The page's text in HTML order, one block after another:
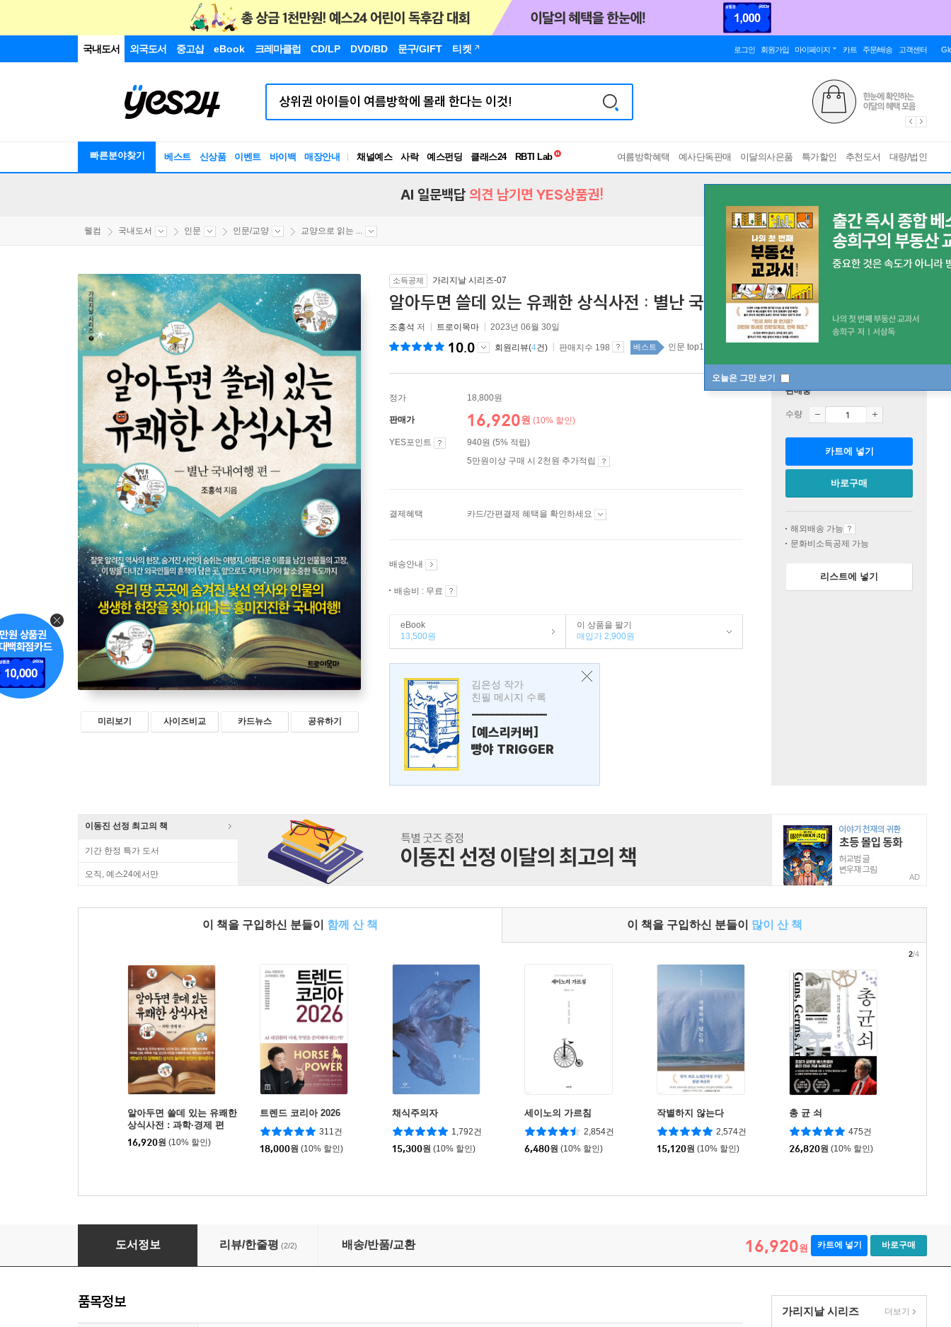
국내도서 외국도서 중고샵 eBook 크레마클럽 CD/LP DVD/BD 문구/GIFT 티켓 로그인 회원가입 마이페이지 카트 주문/배송 고객센터
빠른분야찾기 베스트 신상품 이벤트 바이백 매장안내 채널예스 사락 예스펀딩 클래스24
RBTI Lab
독서유형검사
여름방학혜택 예사단독판매 이달의사은품 특가할인 추천도서 대량/법인
오늘은 그만 보기
AI 일문백답 의견 남기면 YES상품권!
웰컴 국내도서 인문 인문/교양 교양으로 읽는 ...
미리보기 사이즈비교 카드뉴스 공유하기
소득공제 가리지날 시리즈-07
알아두면 쓸데 있는 유쾌한 상식사전 : 별난 국내여행 편
조홍석 저 트로이목마 2023년 06월 30일
10.0 회원리뷰(4건) 판매지수 198 베스트 인문 top100 2주
정가 18,800원
판매가 16,920원 (10% 할인)
YES포인트
940원 (5% 적립)
5만원이상 구매 시 2천원 추가적립
결제혜택 카드/간편결제 혜택을 확인하세요
배송안내
배송비 : 무료
eBook
13,500원
이 상품을 팔기
매입가 2,900원
김은성 작가
친필 메시지 수록
---------------
[예스리커버]
빵야 TRIGGER
판매중
수량
카트에 넣기
바로구매
해외배송 가능
문화비소득공제 가능
리스트에 넣기
이동진 선정 최고의 책
기간 한정 특가 도서
오직, 예스24에서만 AD
이 책을 구입하신 분들이 함께 산 책 이 책을 구입하신 분들이 많이 산 책
알아두면 쓸데 있는 유쾌한
상식사전 : 과학·경제 편
16,920원 (10% 할인)
트렌드 코리아 2026
311건
18,000원 (10% 할인)
채식주의자
1,792건
15,300원 (10% 할인)
세이노의 가르침
2,854건
6,480원 (10% 할인)
작별하지 않는다
2,574건
15,120원 (10% 할인)
총 균 쇠
475건
26,820원 (10% 할인)
2/4
알아두면 쓸데 있는 유쾌한 상식사전 : 별난 국내여행 편
도서정보 리뷰/한줄평 (2/2) 배송/반품/교환 16,920원 카트에 넣기 바로구매
가리지날 시리즈 더보기
품목정보